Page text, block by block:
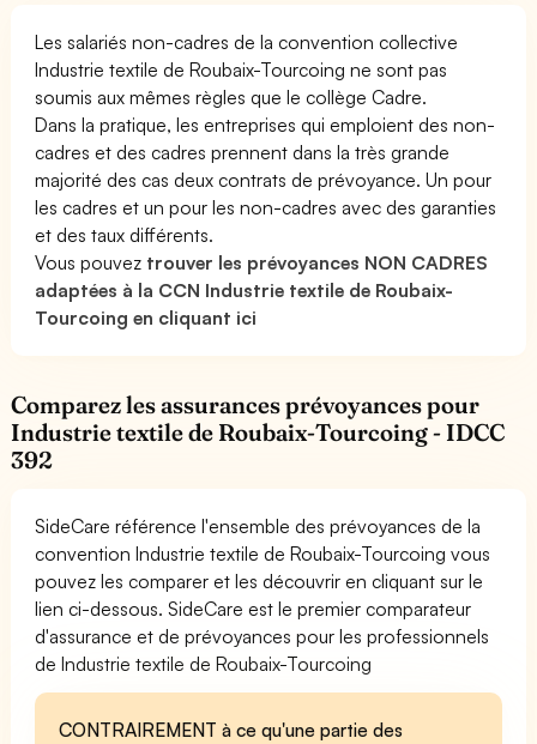
Les salariés non-cadres de la convention collective
Industrie textile de Roubaix-Tourcoing ne sont pas
soumis aux mêmes règles que le collège Cadre.
Dans la pratique, les entreprises qui emploient des non-
cadres et des cadres prennent dans la très grande
majorité des cas deux contrats de prévoyance. Un pour
les cadres et un pour les non-cadres avec des garanties
et des taux différents.
Vous pouvez trouver les prévoyances NON CADRES
adaptées à la CCN Industrie textile de Roubaix-
Tourcoing en cliquant ici
Comparez les assurances prévoyances pour
Industrie textile de Roubaix-Tourcoing - IDCC
392
SideCare référence l'ensemble des prévoyances de la
convention Industrie textile de Roubaix-Tourcoing vous
pouvez les comparer et les découvrir en cliquant sur le
lien ci-dessous. SideCare est le premier comparateur
d'assurance et de prévoyances pour les professionnels
de Industrie textile de Roubaix-Tourcoing
CONTRAIREMENT à ce qu'une partie des